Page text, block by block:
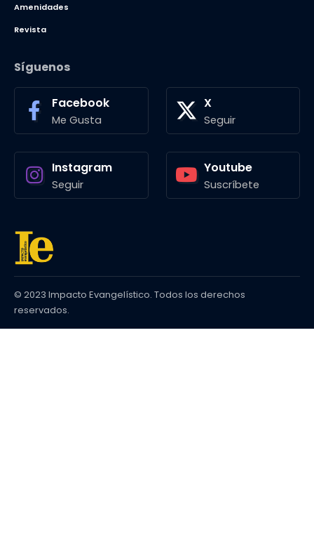
Amenidades
Revista
Síguenos
Facebook
Me Gusta
X
Seguir
Instagram
Seguir
Youtube
Suscríbete
© 2023 Impacto Evangelístico. Todos los derechos
reservados.